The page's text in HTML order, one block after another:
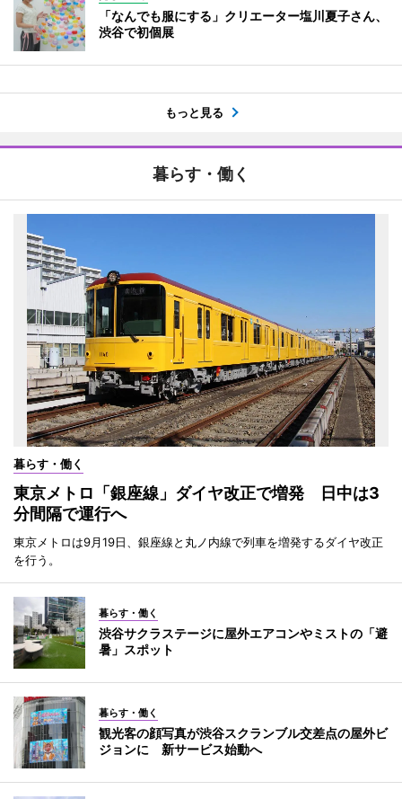
「なんでも服にする」クリエーター塩川夏子さん、
渋谷で初個展
もっと見る
暮らす・働く
暮らす・働く
東京メトロ「銀座線」ダイヤ改正で増発 日中は3
分間隔で運行へ
東京メトロは9月19日、銀座線と丸ノ内線で列車を増発するダイヤ改正
を行う。
暮らす・働く
渋谷サクラステージに屋外エアコンやミストの「避
暑」スポット
暮らす・働く
観光客の顔写真が渋谷スクランブル交差点の屋外ビ
ジョンに 新サービス始動へ